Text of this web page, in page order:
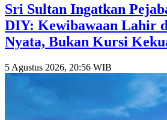
Sri Sultan Ingatkan
DIY: Kewibawaan Lahir
Nyata, Bukan Kursi
5 Agustus 2026, 20:56 WIB